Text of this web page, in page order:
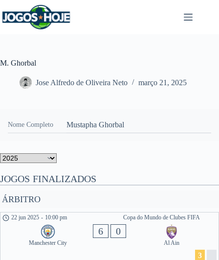
para
o
M. Ghorbal
Jose Alfredo de Oliveira Neto março 21, 2025
Nome Completo Mustapha Ghorbal
JOGOS FINALIZADOS
ÁRBITRO
Copa do Mundo de Clubes FIFA
22 jun 2025 - 10:00 pm
Manchester City
6 0
Al Ain
3